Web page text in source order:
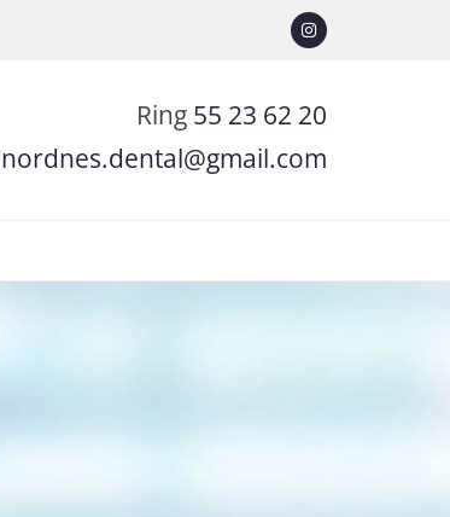
Ring 55 23 62 20
nordnes.dental@gmail.com